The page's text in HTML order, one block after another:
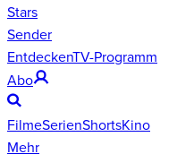
Stars
Sender
EntdeckenTV-Programm
Abo
FilmeSerienShortsKino
Mehr